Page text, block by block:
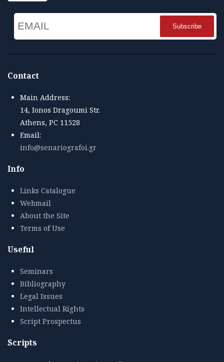
Name
Contact
Main Address:
14, Ionos Dragoumi Str.
Athens, PC 11528
Email:
info@senariografoi.gr
Info
Links Catalogue
Webmail
About the Site
Terms of Use
Useful
Seminars
Bibliography
Legal Issues
Intellectual Rights
Script Prospectus
Scripts